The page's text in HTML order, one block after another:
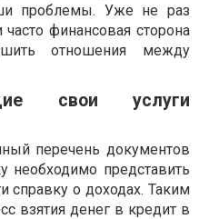
проблемы. Уже не раз
финансовая сторона
отношения между
свои услуги
перечень документов
необходимо представить
справку о доходах. Таким
взятия денег в кредит в